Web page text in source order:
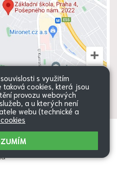
|
Web školy
s využitím
cookies, která jsou
provozu webových
a u kterých není
webu (technické a